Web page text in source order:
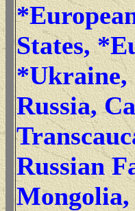
States,
*Ukraine,
Russia,
Russian